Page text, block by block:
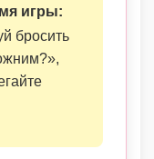
игры:
бросить